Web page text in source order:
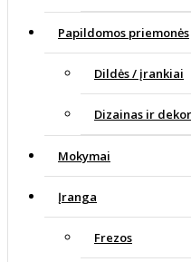
Papildomos priemonės
Dildės / įrankiai
Dizainas ir
Mokymai
Įranga
Frezos